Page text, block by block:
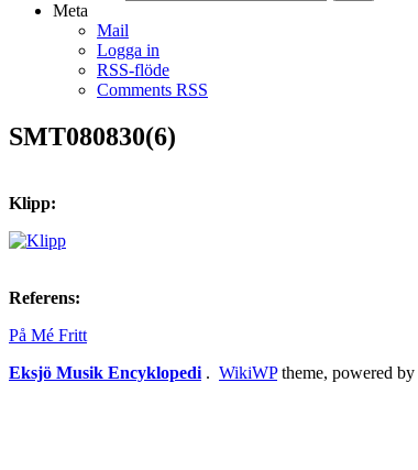
Meta
Mail
Logga in
RSS-flöde
Comments RSS
SMT080830(6)
Klipp:
Referens:
På Mé Fritt
Eksjö Musik Encyklopedi . WikiWPtheme, powered by